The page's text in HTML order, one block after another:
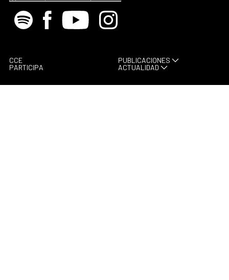
Spotify Facebook
Youtube Instagram
CCE
PARTICIPA
PUBLICACIONES
ACTUALIDAD